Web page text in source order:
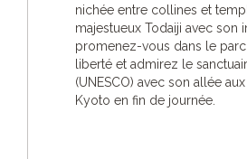
nichée entre collines et
majestueux Todaiji avec son
promenez-vous dans le
liberté et admirez le
(UNESCO) avec son allée
Kyoto en fin de journée.